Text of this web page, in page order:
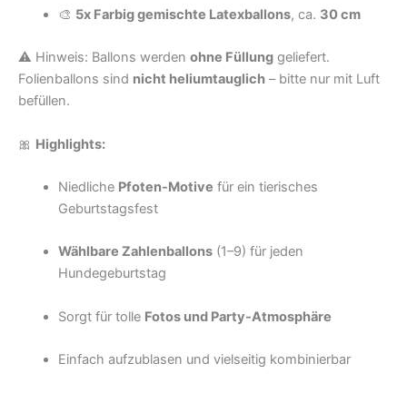
🎨 5x Farbig gemischte Latexballons, ca. 30 cm
⚠️ Hinweis: Ballons werden ohne Füllung geliefert.
Folienballons sind nicht heliumtauglich – bitte nur mit Luft
befüllen.
🎀 Highlights:
Niedliche Pfoten-Motive für ein tierisches
Geburtstagsfest
Wählbare Zahlenballons(1–9) für jeden
Hundegeburtstag
Sorgt für tolle Fotos und Party-Atmosphäre
Einfach aufzublasen und vielseitig kombinierbar